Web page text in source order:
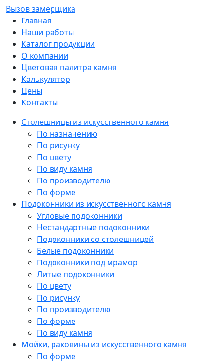
Вызов замерщика
Главная
Наши работы
Каталог продукции
О компании
Цветовая палитра камня
Калькулятор
Цены
Контакты
Столешницы из искусственного камня
По назначению
По рисунку
По цвету
По виду камня
По производителю
По форме
Подоконники из искусственного камня
Угловые подоконники
Нестандартные подоконники
Подоконники со столешницей
Белые подоконники
Подоконники под мрамор
Литые подоконники
По цвету
По рисунку
По производителю
По форме
По виду камня
Мойки, раковины из искусственного камня
По форме